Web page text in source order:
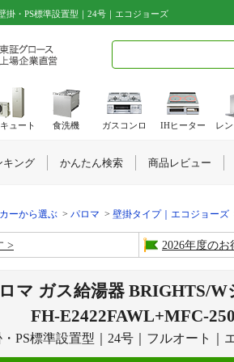
掛・PS標準設置型｜24号｜エコジョーズ
ーから選ぶ パロマ 壁掛タイプ｜エコジョーズ
2026年度のお
マ ガス給湯器 BRIGHTS/W
FH-E2422FAWL+MFC-
PS標準設置型｜24号｜フルオート｜
ュート 食洗機 ガスコンロ IHヒーター レ
キング かんたん検索 商品レビュー